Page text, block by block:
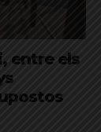
entre els